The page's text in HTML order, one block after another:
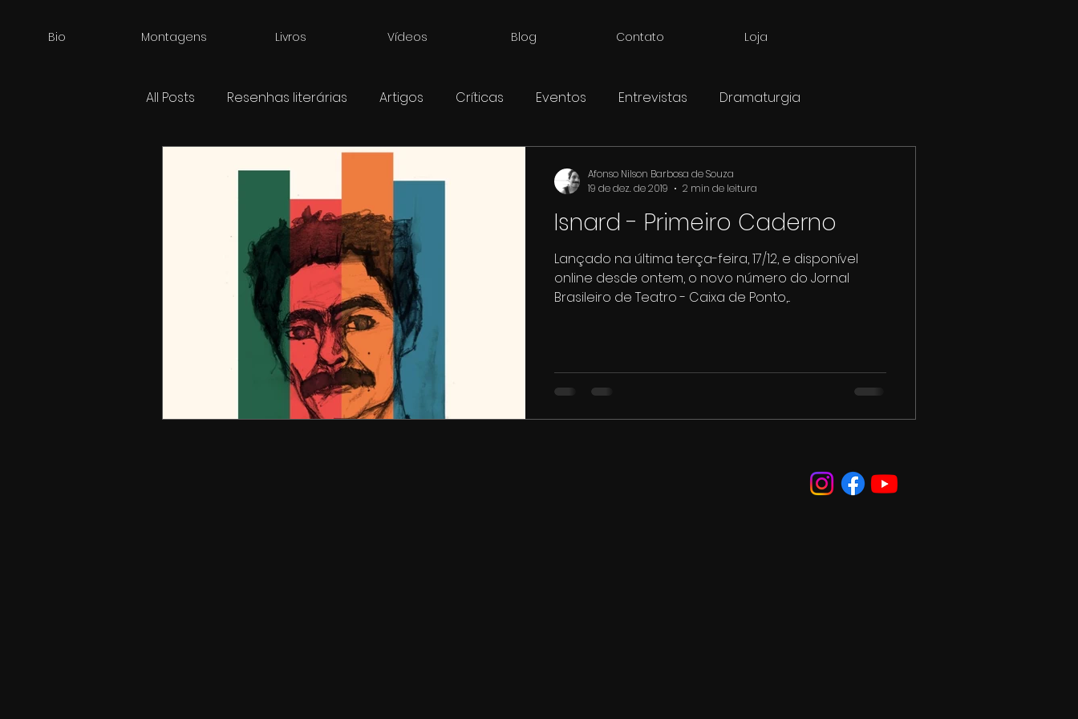
Bio Montagens Livros Vídeos Blog Contato Loja
All Posts Resenhas literárias Artigos Críticas Eventos Entrevistas Dramaturgia
Isnard - Primeiro Caderno
Lançado na última terça-feira, 17/12, e disponível
online desde ontem, o novo número do Jornal
Brasileiro de Teatro - Caixa de Ponto,...
Afonso Nilson Barbosa de Souza
19 de dez. de 2019
2 min de leitura